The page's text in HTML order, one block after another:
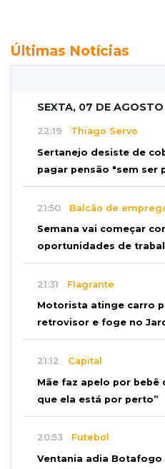
Últimas Notícias
SEXTA, 07 DE AGOSTO
22:19 Thiago Servo
Sertanejo desiste de
pagar pensão "sem ser
21:50 Balcão de
Semana vai começar
oportunidades de
21:31 Flagrante
Motorista atinge carro
retrovisor e foge no
21:12 Capital
Mãe faz apelo por bebê
que ela está por perto”
20:53 Futebol
Ventania adia Botafogo